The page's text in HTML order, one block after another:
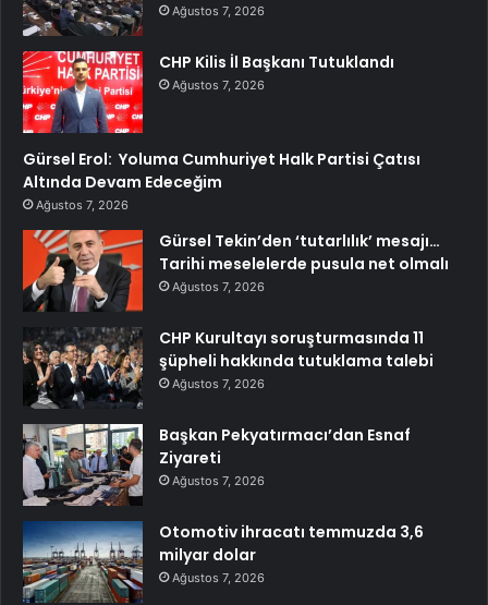
Ağustos 7, 2026
CHP Kilis İl Başkanı Tutuklandı
Ağustos 7, 2026
Gürsel Erol: Yoluma Cumhuriyet Halk Partisi Çatısı
Altında Devam Edeceğim
Ağustos 7, 2026
Gürsel Tekin’den ‘tutarlılık’ mesajı…
Tarihi meselelerde pusula net olmalı
Ağustos 7, 2026
CHP Kurultayı soruşturmasında 11
şüpheli hakkında tutuklama talebi
Ağustos 7, 2026
Başkan Pekyatırmacı’dan Esnaf
Ziyareti
Ağustos 7, 2026
Otomotiv ihracatı temmuzda 3,6
milyar dolar
Ağustos 7, 2026